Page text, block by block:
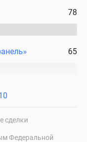
78
65
сделки
Федеральной